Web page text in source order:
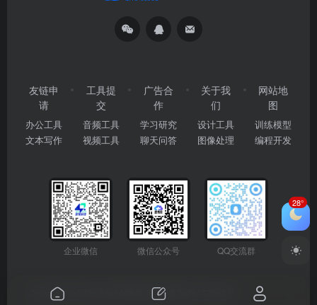
友链申
请
办公工具
文本写作
工具提
交
音频工具
视频工具
广告合
作
学习研究
聊天问答
关于我
们
设计工具
图像处理
网站地
图
训练模型
编程开发
企业微信 微信公众号 QQ交流群
Copyright © 2026 粤ICP备2024177666号
28°